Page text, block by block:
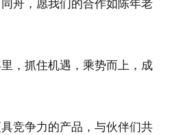
，抓住机遇，乘势而上，成
竞争力的产品，与伙伴们共